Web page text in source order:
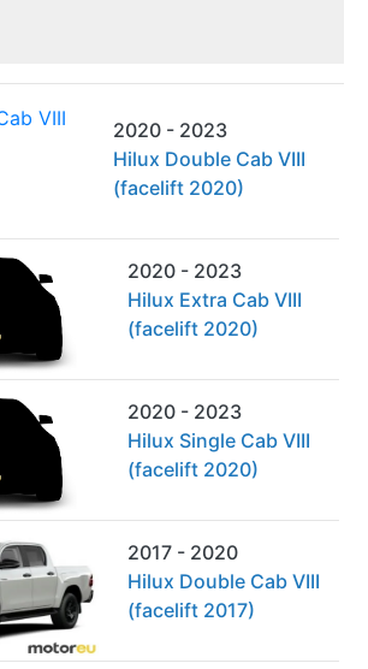
2020 - 2023
Hilux Double Cab VIII
(facelift 2020)
2020 - 2023
Hilux Extra Cab VIII
(facelift 2020)
2020 - 2023
Hilux Single Cab VIII
(facelift 2020)
2017 - 2020
Hilux Double Cab VIII
(facelift 2017)